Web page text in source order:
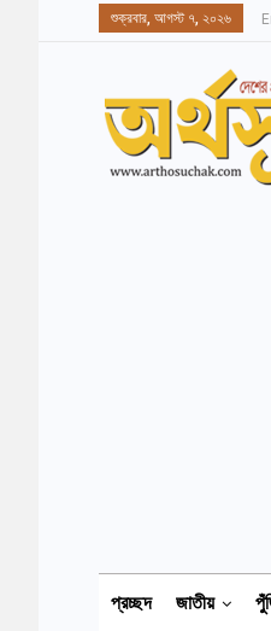
শুক্রবার, আগস্ট ৭, ২০২৬
প্রচ্ছদ জাতীয়